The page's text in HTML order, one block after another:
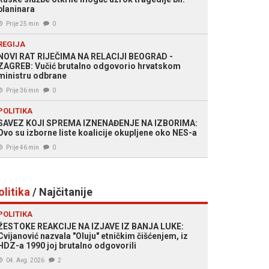
Prije 25 min 0
RAT RIJEČIMA NA RELACIJI BEOGRAD -
Vučić brutalno odgovorio hrvatskom
odbrane
Prije 36 min 0
KOJI SPREMA IZNENAĐENJE NA IZBORIMA:
su izborne liste koalicije okupljene oko NES-a
Prije 46 min 0
/ Najčitanije
REAKCIJE NA IZJAVE IZ BANJA LUKE:
nazvala "Oluju" etničkim čišćenjem, iz
a 1990 joj brutalno odgovorili
04. Avg. 2026 2